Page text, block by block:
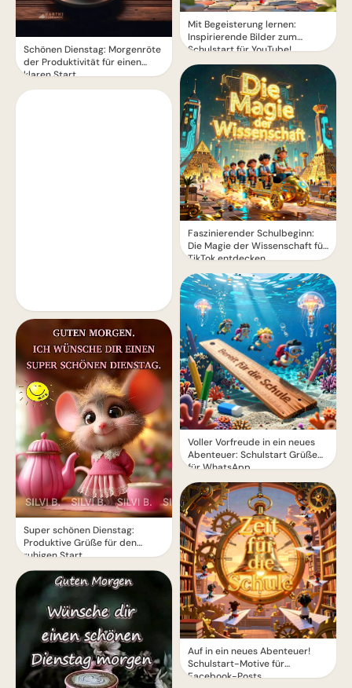
Schönen Dienstag: Morgenröte
der Produktivität für einen
klaren Start
Super schönen Dienstag:
Produktive Grüße für den
ruhigen Start
Mit Begeisterung lernen:
Inspirierende Bilder zum
Schulstart für YouTube!
Faszinierender Schulbeginn:
Die Magie der Wissenschaft für
TikTok entdecken
Voller Vorfreude in ein neues
Abenteuer: Schulstart Grüße
für WhatsApp
Auf in ein neues Abenteuer!
Schulstart-Motive für
Facebook-Posts